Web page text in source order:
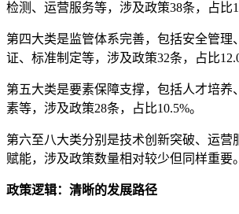
检测、运营服务等，涉及政策38条，占比
第四大类是监管体系完善，包括安全管理
证、标准制定等，涉及政策32条，占比
第五大类是要素保障支撑，包括人才培养
素等，涉及政策28条，占比10.5%。
第六至八大类分别是技术创新突破、运营
赋能，涉及政策数量相对较少但同样重要。
政策逻辑：清晰的发展路径